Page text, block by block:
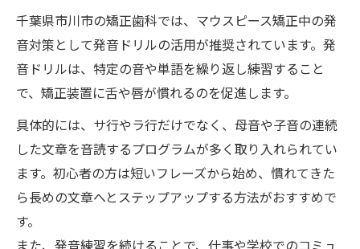
千葉県市川市の矯正歯科では、マウスピース矯正中の発
音対策として発音ドリルの活用が推奨されています。発
音ドリルは、特定の音や単語を繰り返し練習すること
で、矯正装置に舌や唇が慣れるのを促進します。
具体的には、サ行やラ行だけでなく、母音や子音の連続
した文章を音読するプログラムが多く取り入れられてい
ます。初心者の方は短いフレーズから始め、慣れてきた
ら長めの文章へとステップアップする方法がおすすめで
す。
また、発音練習を続けることで、仕事や学校でのコミュ